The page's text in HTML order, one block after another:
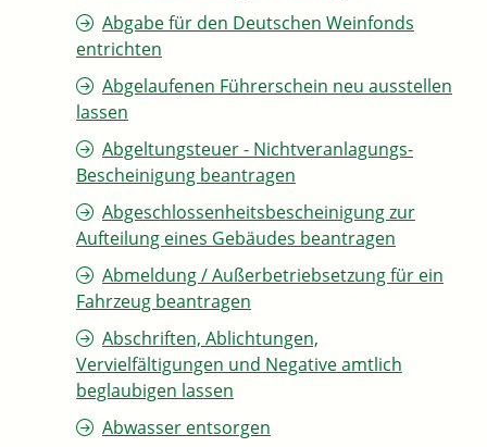
Abgabe für den Deutschen Weinfonds
entrichten
Abgelaufenen Führerschein neu ausstellen
lassen
Abgeltungsteuer - Nichtveranlagungs-
Bescheinigung beantragen
Abgeschlossenheitsbescheinigung zur
Aufteilung eines Gebäudes beantragen
Abmeldung / Außerbetriebsetzung für ein
Fahrzeug beantragen
Abschriften, Ablichtungen,
Vervielfältigungen und Negative amtlich
beglaubigen lassen
Abwasser entsorgen